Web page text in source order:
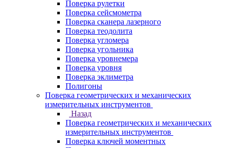
Поверка рулетки
Поверка сейсмометра
Поверка сканера лазерного
Поверка теодолита
Поверка угломера
Поверка угольника
Поверка уровнемера
Поверка уровня
Поверка эклиметра
Полигоны
Поверка геометрических и механических
измерительных инструментов
Назад
Поверка геометрических и механических
измерительных инструментов
Поверка ключей моментных